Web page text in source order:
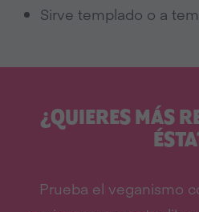
Sirve templado o a
¿QUIERES MÁS
Prueba el veganismo